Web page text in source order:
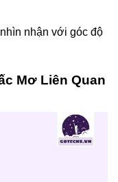
nhận với góc độ
Mơ Liên Quan